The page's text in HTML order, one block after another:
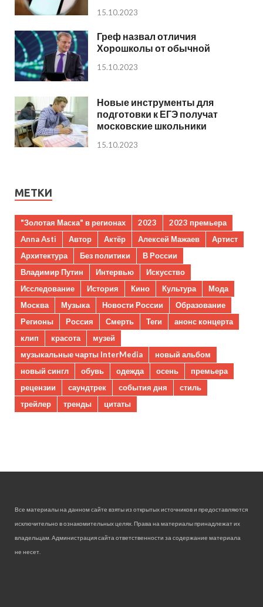
15.10.2023
Греф назвал отличия
Хорошколы от обычной
15.10.2023
Новые инструменты для
подготовки к ЕГЭ получат
московские школьники
15.10.2023
МЕТКИ
"Золотая Маска" в регионах 2023
2023 премьера
Anna Asti
Автор Актёр Алексей Мажаев
Артист
Архитектура
Без политики
В России
Владимир Путин
Интервью
Искусство
Исследование
История Кино Культура
Мода
Москва
Музыка Новости России
Образование
Регионы
Россия Смерть Теги
анонс концерта
клип
красота
музей
музыкальные чарты InterMedia
новый альбом
новый сингл
обувь одежда осень
премьера
рецензии
саундтрек события дня
стиль
трейлер
тренды цитаты
Все материалы на данном сайте взяты из открытых источников и предоставляются
исключительно в ознакомительных целях. Права на материалы принадлежат их
владельцам. Администрация сайта ответственности за содержание материала
не несет.